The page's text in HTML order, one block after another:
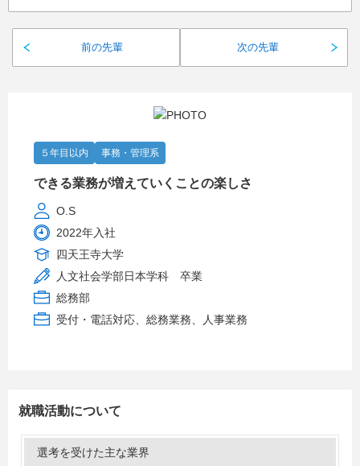
前の先輩 次の先輩
５年目以内 事務・管理系
できる業務が増えていくことの楽しさ
O.S
2022年入社
四天王寺大学
人文社会学部日本学科 卒業
総務部
受付・電話対応、総務業務、人事業務
就職活動について
選考を受けた主な業界